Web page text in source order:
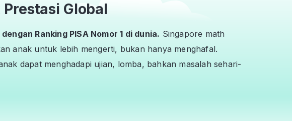
Prestasi Global
Ranking PISA Nomor 1 di dunia. Singapore math
anak untuk lebih mengerti, bukan hanya menghafal.
dapat menghadapi ujian, lomba, bahkan masalah sehari-